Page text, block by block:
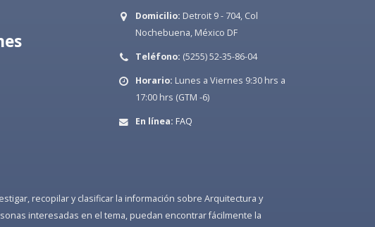
Domicilio: Detroit 9 - 704, Col
Nochebuena, México DF
Teléfono: (5255) 52-35-86-04
Horario: Lunes a Viernes 9:30 hrs a
17:00 hrs (GTM -6)
En línea: FAQ
recopilar y clasificar la información sobre Arquitectura y
interesadas en el tema, puedan encontrar fácilmente la